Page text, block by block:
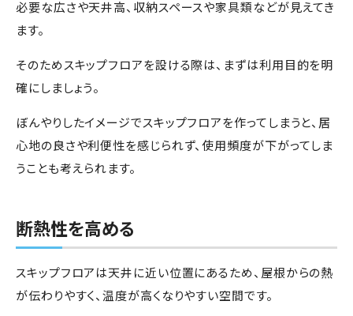
必要な広さや天井高、収納スペースや家具類などが見えてき
ます。
そのためスキップフロアを設ける際は、まずは利用目的を明
確にしましょう。
ぼんやりしたイメージでスキップフロアを作ってしまうと、居
心地の良さや利便性を感じられず、使用頻度が下がってしま
うことも考えられます。
断熱性を高める
スキップフロアは天井に近い位置にあるため、屋根からの熱
が伝わりやすく、温度が高くなりやすい空間です。